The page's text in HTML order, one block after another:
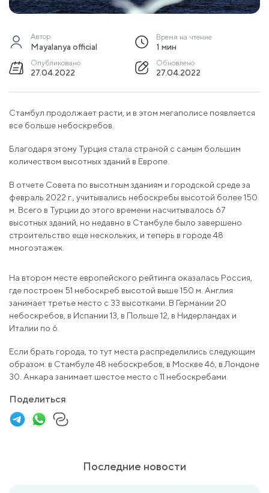
Автор
Mayalanya official
Время на чтение
1 мин
Опубликовано
27.04.2022
Обновлено
27.04.2022
Стамбул продолжает расти, и в этом мегаполисе появляется
все больше небоскребов.
Благодаря этому Турция стала страной с самым большим
количеством высотных зданий в Европе.
В отчете Совета по высотным зданиям и городской среде за
февраль 2022 г., учитывались небоскребы высотой более 150
м. Всего в Турции до этого времени насчитывалось 67
высотных зданий, но недавно в Стамбуле было завершено
строительство еще нескольких, и теперь в городе 48
многоэтажек.
На втором месте европейского рейтинга оказалась Россия,
где построен 51 небоскреб высотой выше 150 м. Англия
занимает третье место с 33 высотками. В Германии 20
небоскребов, в Испании 13, в Польше 12, в Нидерландах и
Италии по 6.
Если брать города, то тут места распределились следующим
образом: в Стамбуле 48 небоскребов, в Москве 46, в Лондоне
30. Анкара занимает шестое место с 11 небоскребами.
Поделиться
Последние новости